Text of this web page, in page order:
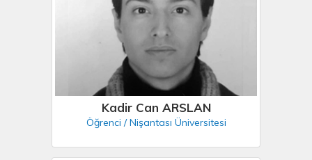
Kadir Can ARSLAN
Öğrenci / Nişantası Üniversitesi